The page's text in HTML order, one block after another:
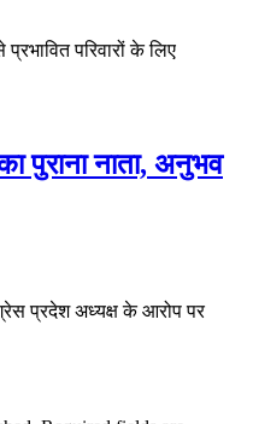
परिवारों के लिए
पुराना नाता, अनुभव
प्रदेश अध्यक्ष के आरोप पर